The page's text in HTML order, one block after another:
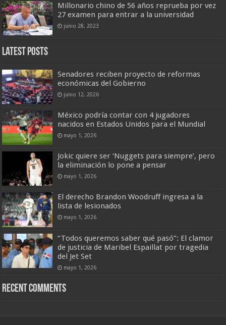
Millonario chino de 56 años reprueba por vez
27 examen para entrar a la universidad
junio 28, 2023
Latest Posts
Senadores reciben proyecto de reformas
económicas del Gobierno
junio 12, 2026
México podría contar con 4 jugadores
nacidos en Estados Unidos para el Mundial
mayo 1, 2026
Jokic quiere ser ‘Nuggets para siempre’, pero
la eliminación lo pone a pensar
mayo 1, 2026
El derecho Brandon Woodruff ingresa a la
lista de lesionados
mayo 1, 2026
“Todos queremos saber qué pasó”: El clamor
de justicia de Maribel Espaillat por tragedia
del Jet Set
mayo 1, 2026
Recent Comments